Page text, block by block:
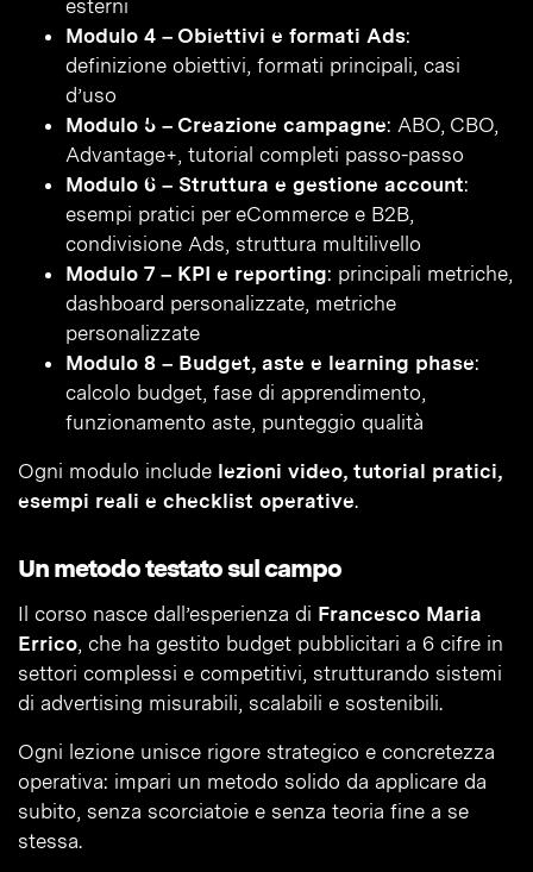
esterni
Modulo 4 – Obiettivi e formati Ads:
definizione obiettivi, formati principali, casi
d’uso
Modulo 5 – Creazione campagne: ABO, CBO,
Advantage+, tutorial completi passo-passo
Modulo 6 – Struttura e gestione account:
esempi pratici per eCommerce e B2B,
condivisione Ads, struttura multilivello
Modulo 7 – KPI e reporting: principali metriche,
dashboard personalizzate, metriche
personalizzate
Modulo 8 – Budget, aste e learning phase:
calcolo budget, fase di apprendimento,
funzionamento aste, punteggio qualità
Ogni modulo include lezioni video, tutorial pratici,
esempi reali e checklist operative.
Un metodo testato sul campo
Il corso nasce dall’esperienza di Francesco Maria
Errico, che ha gestito budget pubblicitari a 6 cifre in
settori complessi e competitivi, strutturando sistemi
di advertising misurabili, scalabili e sostenibili.
Ogni lezione unisce rigore strategico e concretezza
operativa: impari un metodo solido da applicare da
subito, senza scorciatoie e senza teoria fine a se
stessa.